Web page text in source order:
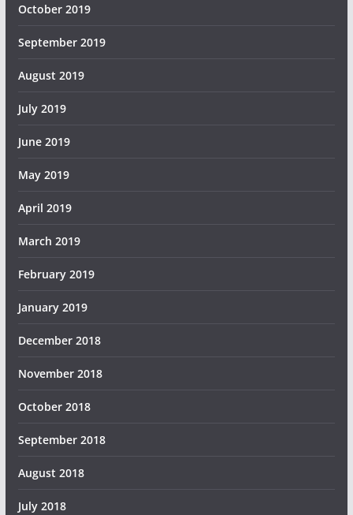
October 2019
September 2019
August 2019
July 2019
June 2019
May 2019
April 2019
March 2019
February 2019
January 2019
December 2018
November 2018
October 2018
September 2018
August 2018
July 2018